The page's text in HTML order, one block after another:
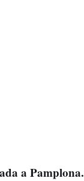
a Pamplona.